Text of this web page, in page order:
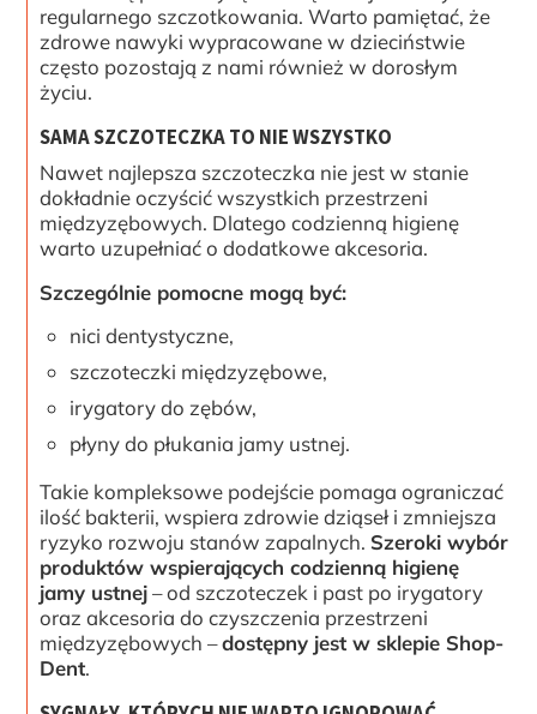
regularnego szczotkowania. Warto pamiętać, że
zdrowe nawyki wypracowane w dzieciństwie
często pozostają z nami również w dorosłym
życiu.
SAMA SZCZOTECZKA TO NIE WSZYSTKO
Nawet najlepsza szczoteczka nie jest w stanie
dokładnie oczyścić wszystkich przestrzeni
międzyzębowych. Dlatego codzienną higienę
warto uzupełniać o dodatkowe akcesoria.
Szczególnie pomocne mogą być:
nici dentystyczne,
szczoteczki międzyzębowe,
irygatory do zębów,
płyny do płukania jamy ustnej.
Takie kompleksowe podejście pomaga ograniczać
ilość bakterii, wspiera zdrowie dziąseł i zmniejsza
ryzyko rozwoju stanów zapalnych. Szeroki wybór
produktów wspierających codzienną higienę
jamy ustnej– od szczoteczek i past po irygatory
oraz akcesoria do czyszczenia przestrzeni
międzyzębowych –dostępny jest w sklepie Shop-
Dent.